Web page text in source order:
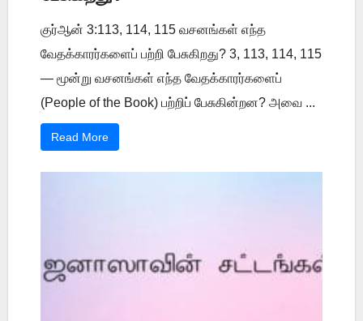
குர்ஆன் 3:113, 114, 115 வசனங்கள் எந்த
வேதக்காரர்களைப் பற்றி பேசுகிறது? 3, 113, 114, 115
— மூன்று வசனங்கள் எந்த வேதக்காரர்களைப்
(People of the Book) பற்றிப் பேசுகின்றன? அவை ...
Read More